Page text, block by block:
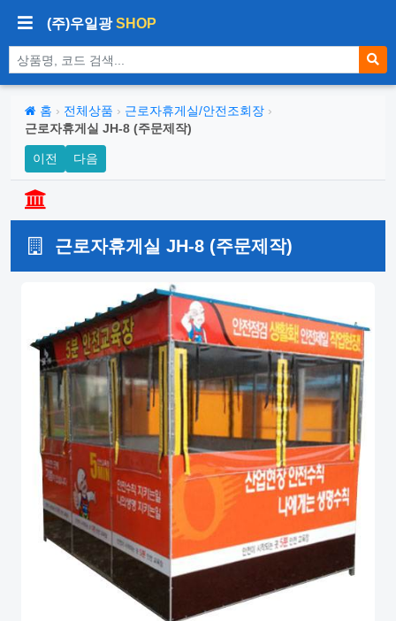
(주)우일광SHOP
상품 검색
홈 › 전체상품 › 근로자휴게실/안전조회장 ›
근로자휴게실 JH-8 (주문제작)
이전 다음
근로자휴게실 JH-8 (주문제작)